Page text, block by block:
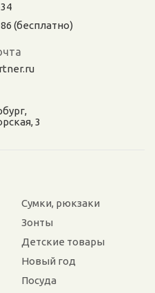
(бесплатно)
3
Сумки, рюкзаки
Зонты
Детские товары
Новый год
Посуда